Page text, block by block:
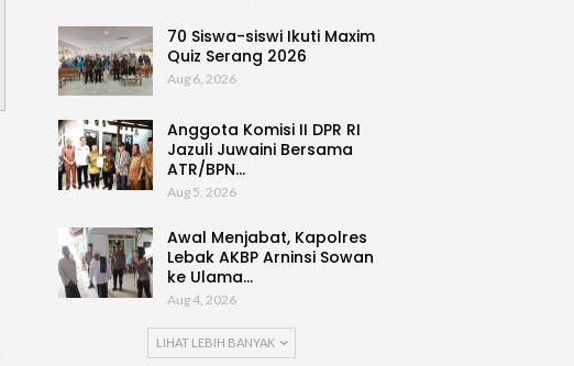
70 Siswa-siswi Ikuti Maxim
Quiz Serang 2026
Aug 6, 2026
Anggota Komisi II DPR RI
Jazuli Juwaini Bersama
ATR/BPN…
Aug 5, 2026
Awal Menjabat, Kapolres
Lebak AKBP Arninsi Sowan
ke Ulama…
Aug 4, 2026
LIHAT LEBIH BANYAK